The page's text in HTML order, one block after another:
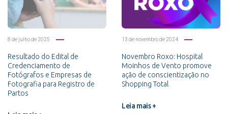
8 de julho de 2025
Resultado do Edital de
Credenciamento de
Fotógrafos e Empresas de
Fotografia para Registro de
Partos
13 de novembro de 2024
Novembro Roxo: Hospital
Moinhos de Vento promove
ação de conscientização no
Shopping Total
Leia mais +